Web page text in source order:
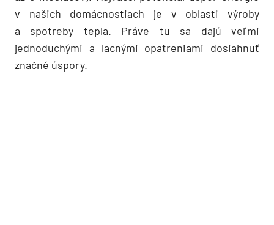
v našich domácnostiach je v oblasti výroby
a spotreby tepla. Práve tu sa dajú veľmi
jednoduchými a lacnými opatreniami dosiahnuť
značné úspory.